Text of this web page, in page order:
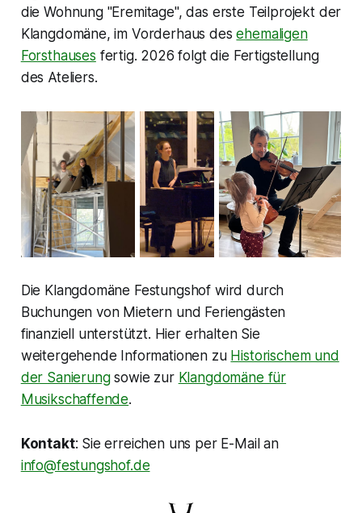
die Wohnung "Eremitage", das erste Teilprojekt der
Klangdomäne, im Vorderhaus desehemaligen
Forsthauses fertig. 2026 folgt die Fertigstellung
des Ateliers.
Die Klangdomäne Festungshof wird durch
Buchungen von Mietern und Feriengästen
finanziell unterstützt. Hier erhalten Sie
weitergehende Informationen zu Historischem und
der Sanierungsowie zur Klangdomäne für
Musikschaffende.
Kontakt: Sie erreichen uns per E-Mail an
info@festungshof.de